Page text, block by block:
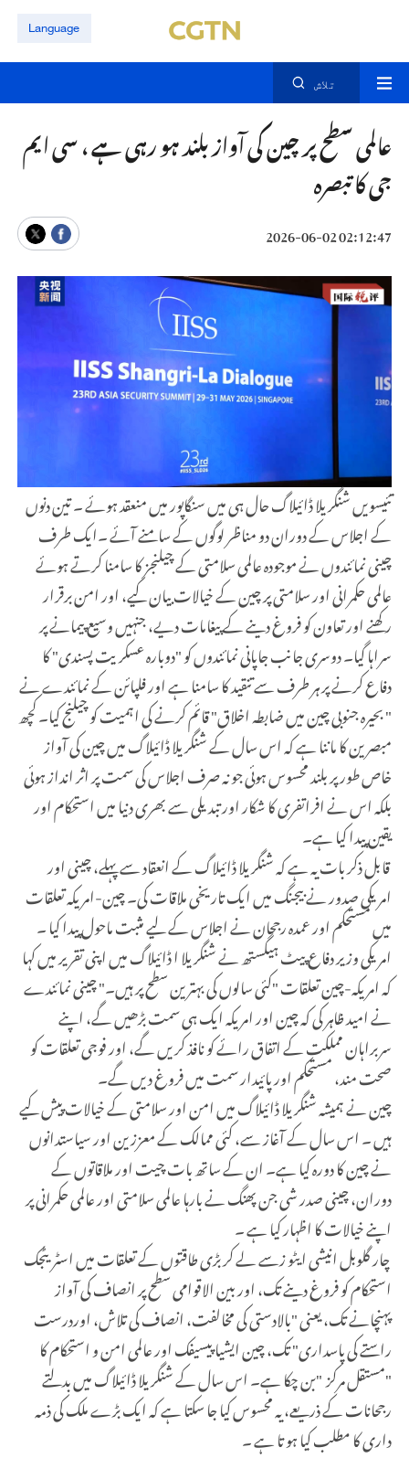
Language
تلاش
عالمی سطح پر چین کی آواز بلند ہو رہی ہے ، سی ایم
جی کا تبصرہ
02:12:47 2026-06-02
تئیسویں شنگریلا ڈائیلاگ حال ہی میں سنگاپور میں منعقد ہوئے ۔ تین دنوں
کے اجلاس کے دوران دو مناظر لوگوں کے سامنے آئے ۔ایک طرف
چینی نمائندوں نے موجودہ عالمی سلامتی کے چیلنجز کا سامنا کرتے ہوئے
عالمی حکمرانی اور سلامتی پر چین کے خیالات بیان کیے، اور امن برقرار
رکھنے اور تعاون کو فروغ دینے کے پیغامات دیے، جنہیں وسیع پیمانے پر
سراہا گیا۔ دوسری جانب جاپانی نمائندوں کو "دوبارہ عسکریت پسندی" کا
دفاع کرنے پر ہر طرف سے تنقید کا سامنا ہے اور فلپائن کے نمائندے نے
" بحیرہ جنوبی چین میں ضابطہ اخلاق" قائم کرنے کی اہمیت کو چیلنج کیا۔ کچھ
مبصرین کا ماننا ہے کہ اس سال کے شنگریلا ڈائیلاگ میں چین کی آواز
خاص طور پر بلند محسوس ہوئی جو نہ صرف اجلاس کی سمت پر اثر انداز ہوئی
بلکہ اس نے افراتفری کا شکار اور تبدیلی سے بھری دنیا میں استحکام اور
یقین پیدا کیا ہے۔
قابل ذکر بات یہ ہے کہ شنگریلا ڈائیلاگ کے انعقاد سے پہلے، چینی اور
امریکی صدور نے بیجنگ میں ایک تاریخی ملاقات کی۔ چین-امریکہ تعلقات
میں مستحکم اور عمدہ رجحان نے اجلاس کے لیے مثبت ماحول پیدا کیا ۔
امریکی وزیر دفاع پیٹ ہیگستھ نے شنگریلا ا ڈائیلاگ میں اپنی تقریر میں کہا
کہ امریکہ-چین تعلقات "کئی سالوں کی بہترین سطح پر ہیں۔" چینی نمائندے
نے امید ظاہر کی کہ چین اور امریکہ ایک ہی سمت بڑھیں گے، اپنے
سربراہان مملکت کے اتفاق رائے کو نافذ کریں گے، اور فوجی تعلقات کو
صحت مند، مستحکم اور پائیدار سمت میں فروغ دیں گے۔
چین نے ہمیشہ شنگریلا ڈائیلاگ میں امن اور سلامتی کے خیالات پیش کیے
ہیں ۔ اس سال کے آغاز سے، کئی ممالک کے معززین اور سیاستدانوں
نے چین کا دورہ کیا ہے۔ ان کے ساتھ بات چیت اور ملاقاتوں کے
دوران، چینی صدر شی جن پھنگ نے بارہا عالمی سلامتی اور عالمی حکمرانی پر
اپنے خیالات کا اظہار کیا ہے ۔
چار گلوبل انیشی ایٹو زسے لے کر بڑی طاقتوں کے تعلقات میں اسٹریٹجک
استحکام کو فروغ دینے تک، اور بین الاقوامی سطح پر انصاف کی آواز
پہنچانے تک، یعنی "بالادستی کی مخالفت، انصاف کی تلاش، اوردرست
راستے کی پاسداری" تک، چین ایشیا پیسیفک اور عالمی امن و استحکام کا
"مستقل مرکز"بن چکا ہے۔ اس سال کے شنگریلا ڈائیلاگ میں بدلتے
رجحانات کے ذریعے، یہ محسوس کیا جا سکتا ہے کہ ایک بڑے ملک کی ذمہ
داری کا مطلب کیا ہو تا ہے ۔